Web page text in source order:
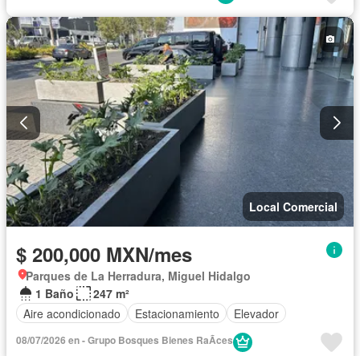
Local Comercial
$ 200,000 MXN/mes
Parques de La Herradura, Miguel Hidalgo
1 Baño
247 m²
Aire acondicionado
Estacionamiento Elevador
08/07/2026 en - Grupo Bosques Bienes RaÃ­ces